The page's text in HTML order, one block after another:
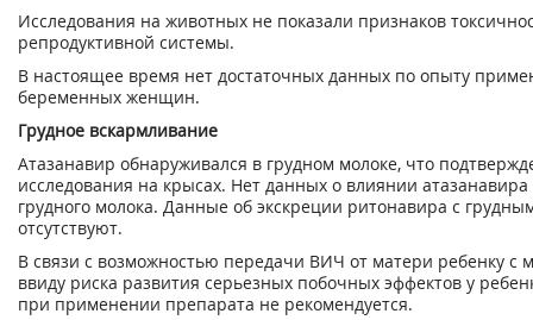
Исследования на животных не показали признаков
репродуктивной системы.
В настоящее время нет достаточных данных по опыту
беременных женщин.
Грудное вскармливание
Атазанавир обнаруживался в грудном молоке, что
исследования на крысах. Нет данных о влиянии
грудного молока. Данные об экскреции ритонавира с
отсутствуют.
В связи с возможностью передачи ВИЧ от матери ребенку с
ввиду риска развития серьезных побочных эффектов у
при применении препарата не рекомендуется.